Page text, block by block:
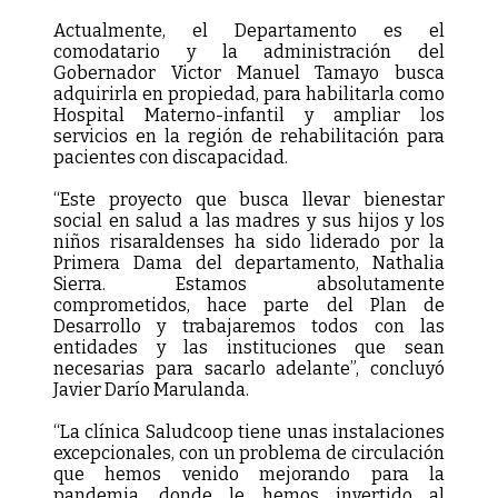
Actualmente, el Departamento es el
comodatario y la administración del
Gobernador Victor Manuel Tamayo busca
adquirirla en propiedad, para habilitarla como
Hospital Materno-infantil y ampliar los
servicios en la región de rehabilitación para
pacientes con discapacidad.
“Este proyecto que busca llevar bienestar
social en salud a las madres y sus hijos y los
niños risaraldenses ha sido liderado por la
Primera Dama del departamento, Nathalia
Sierra. Estamos absolutamente
comprometidos, hace parte del Plan de
Desarrollo y trabajaremos todos con las
entidades y las instituciones que sean
necesarias para sacarlo adelante”, concluyó
Javier Darío Marulanda.
“La clínica Saludcoop tiene unas instalaciones
excepcionales, con un problema de circulación
que hemos venido mejorando para la